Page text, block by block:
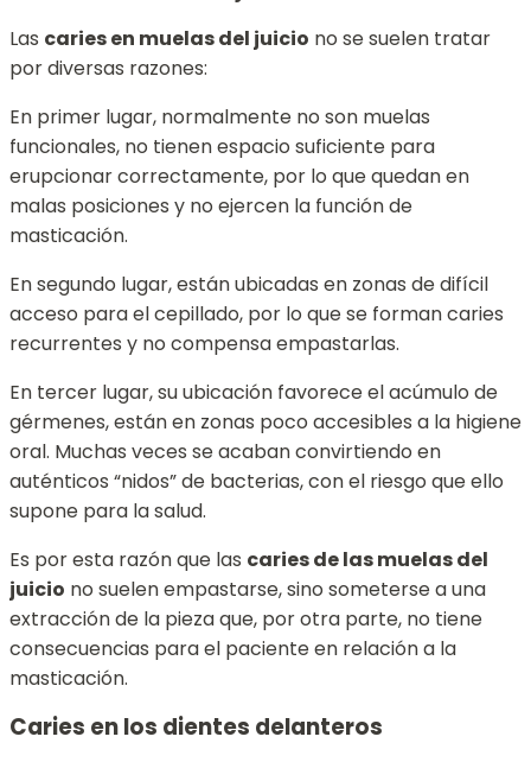
Las caries en muelas del juicio no se suelen tratar
por diversas razones:
En primer lugar, normalmente no son muelas
funcionales, no tienen espacio suficiente para
erupcionar correctamente, por lo que quedan en
malas posiciones y no ejercen la función de
masticación.
En segundo lugar, están ubicadas en zonas de difícil
acceso para el cepillado, por lo que se forman caries
recurrentes y no compensa empastarlas.
En tercer lugar, su ubicación favorece el acúmulo de
gérmenes, están en zonas poco accesibles a la higiene
oral. Muchas veces se acaban convirtiendo en
auténticos “nidos” de bacterias, con el riesgo que ello
supone para la salud.
Es por esta razón que las caries de las muelas del
juicio no suelen empastarse, sino someterse a una
extracción de la pieza que, por otra parte, no tiene
consecuencias para el paciente en relación a la
masticación.
Caries en los dientes delanteros